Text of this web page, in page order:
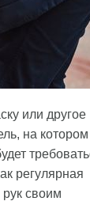
или другое
на котором
регулярная
своим